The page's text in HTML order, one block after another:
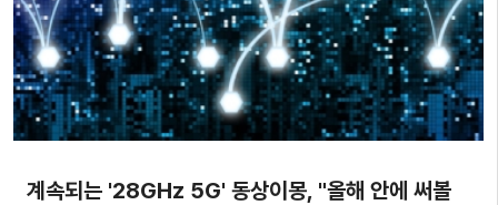
계속되는 '28GHz 5G' 동상이몽, "올해 안에 써볼